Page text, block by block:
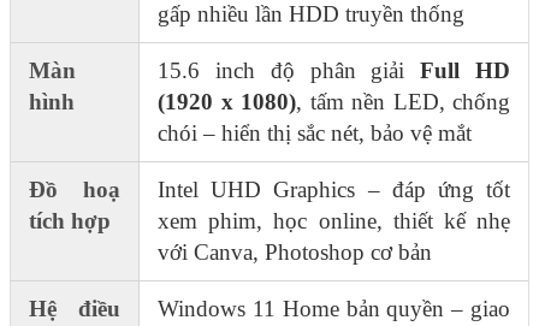
gấp nhiều lần HDD truyền thống
Màn
hình
15.6 inch độ phân giảiFull HD
(1920 x 1080), tấm nền LED, chống
chói – hiển thị sắc nét, bảo vệ mắt
Đồ hoạ
tích hợp
Intel UHD Graphics – đáp ứng tốt
xem phim, học online, thiết kế nhẹ
với Canva, Photoshop cơ bản
Hệ điều
Windows 11 Home bản quyền – giao